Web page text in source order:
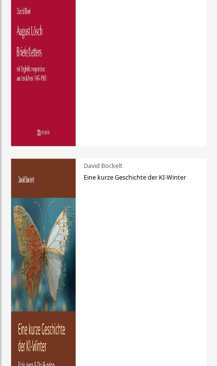
David Bockelt
Eine kurze Geschichte der KI-Winter